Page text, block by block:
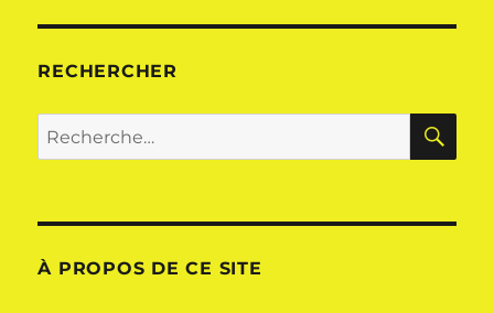
RECHERCHER
Recherche
pour :
À PROPOS DE CE SITE